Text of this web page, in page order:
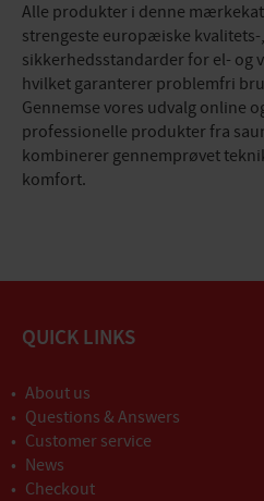
Alle produkter i denne
strengeste europæiske
sikkerhedsstandarder for el- og
hvilket garanterer problemfri
Gennemse vores udvalg online
professionelle produkter fra
kombinerer gennemprøvet
komfort.
QUICK LINKS
About us
Questions & Answers
Customer service
News
Checkout